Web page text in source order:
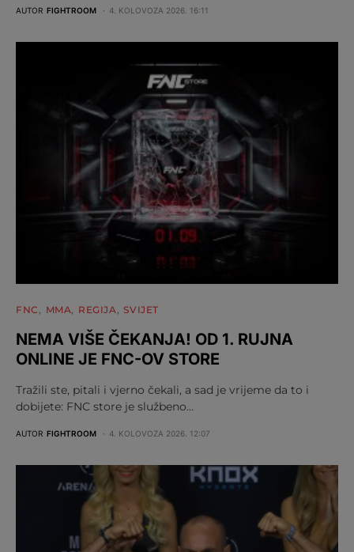
AUTOR FIGHTROOM 4. KOLOVOZA 2026. 16:11
FNC MMA REGIJA SVIJET
NEMA VIŠE ČEKANJA! OD 1. RUJNA
ONLINE JE FNC-OV STORE
Tražili ste, pitali i vjerno čekali, a sad je vrijeme da to i
dobijete: FNC store je službeno…
AUTOR FIGHTROOM 4. KOLOVOZA 2026. 12:07